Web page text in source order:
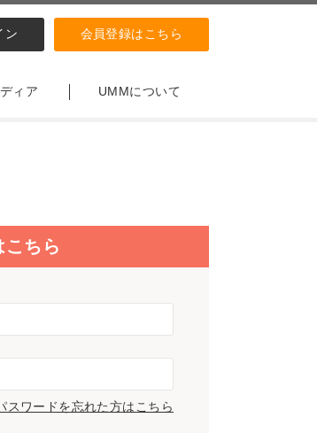
ン 会員登録はこちら
ィア UMMについて
こちら
スワードを忘れた方はこちら